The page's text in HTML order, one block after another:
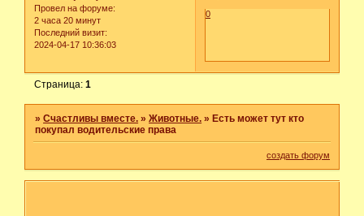
Провел на форуме:
2 часа 20 минут
Последний визит:
2024-04-17 10:36:03
0
Страница:1
»Счастливы вместе. »Животные. »Есть может тут кто
покупал водительские права
создать форум